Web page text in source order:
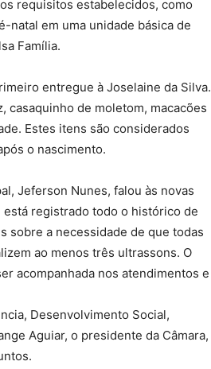
requisitos estabelecidos, como
natal em uma unidade básica de
Família.
entregue à Joselaine da Silva.
casaquinho de moletom, macacões
Estes itens são considerados
o nascimento.
Jeferson Nunes, falou às novas
está registrado todo o histórico de
sobre a necessidade de que todas
ao menos três ultrassons. O
acompanhada nos atendimentos e
Desenvolvimento Social,
Aguiar, o presidente da Câmara,